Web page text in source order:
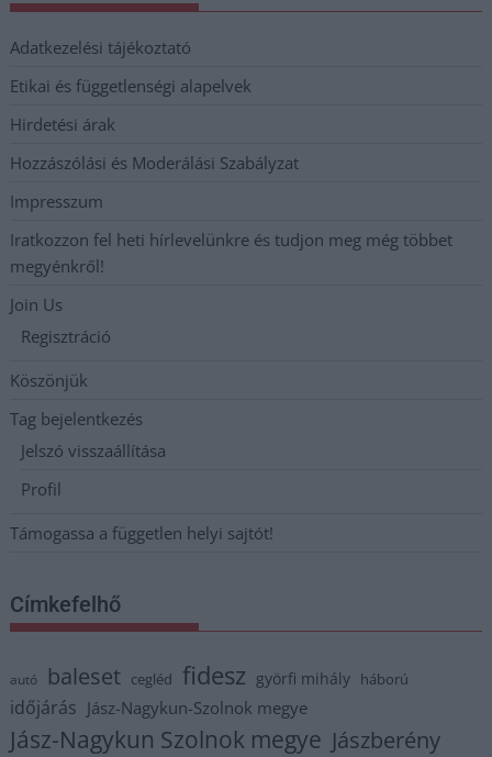
Adatkezelési tájékoztató
Etikai és függetlenségi alapelvek
Hirdetési árak
Hozzászólási és Moderálási Szabályzat
Impresszum
Iratkozzon fel heti hírlevelünkre és tudjon meg még többet
megyénkről!
Join Us
Regisztráció
Köszönjük
Tag bejelentkezés
Jelszó visszaállítása
Profil
Támogassa a független helyi sajtót!
Címkefelhő
autó baleset cegléd fidesz györfi mihály háború
időjárás Jász-Nagykun-Szolnok megye
Jász-Nagykun Szolnok megye Jászberény